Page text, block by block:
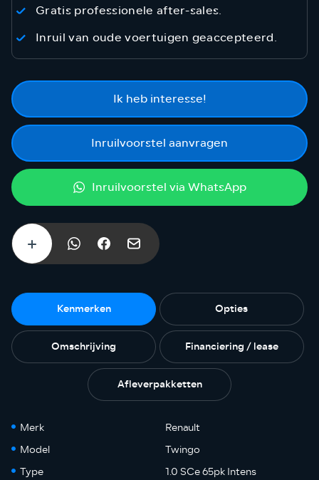
Gratis professionele after-sales.
Inruil van oude voertuigen geaccepteerd.
Ik heb interesse!
Inruilvoorstel aanvragen
Inruilvoorstel via WhatsApp
Kenmerken Opties
Omschrijving Financiering / lease
Afleverpakketten
Merk
Renault
Model
Twingo
Type
1.0 SCe 65pk Intens